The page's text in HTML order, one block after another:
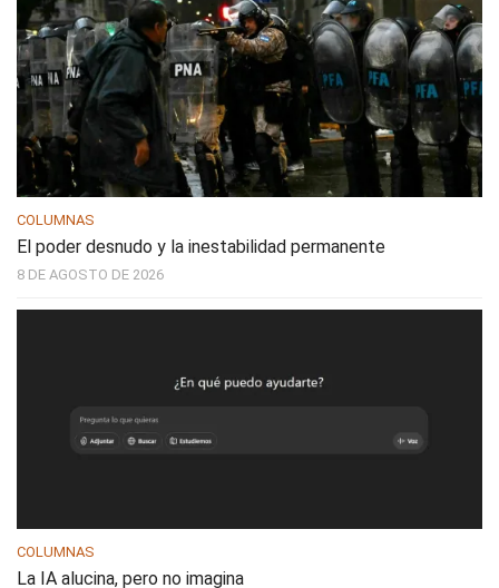
COLUMNAS
El poder desnudo y la inestabilidad permanente
8 DE AGOSTO DE 2026
COLUMNAS
La IA alucina, pero no imagina